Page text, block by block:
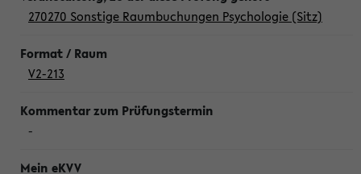
270270 Sonstige Raumbuchungen Psychologie (Sitz)
V2-213
-